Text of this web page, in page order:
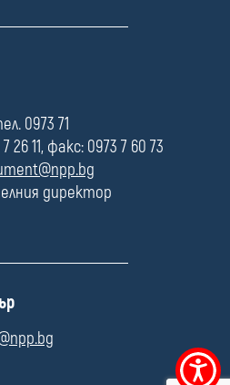
Меню
0973 71
11, факс: 0973 7 60 73
директор